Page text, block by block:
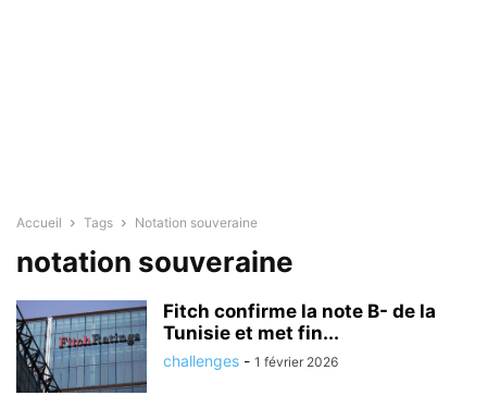
Accueil Tags Notation souveraine
notation souveraine
Fitch confirme la note B- de la
Tunisie et met fin...
challenges - 1 février 2026